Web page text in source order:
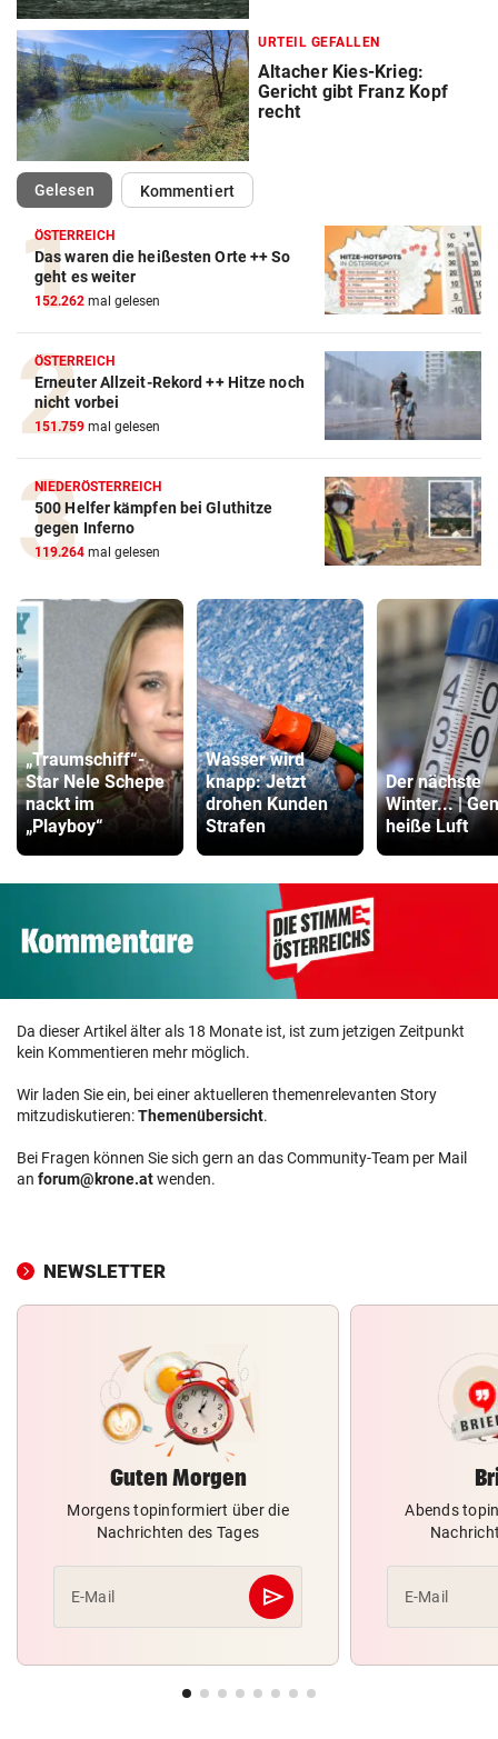
URTEIL GEFALLEN
Altacher Kies-Krieg:
Gericht gibt Franz Kopf
recht
Gelesen(ausgewählt)Kommentiert
ÖSTERREICH
Das waren die heißesten Orte ++ So
geht es weiter
152.262 mal gelesen
ÖSTERREICH
Erneuter Allzeit-Rekord ++ Hitze noch
nicht vorbei
151.759 mal gelesen
NIEDERÖSTERREICH
500 Helfer kämpfen bei Gluthitze
gegen Inferno
119.264 mal gelesen
„Traumschiff“-
Star Nele Schepe
nackt im
„Playboy“
Wasser wird
knapp: Jetzt
drohen Kunden
Strafen
Der nächste
Winter... |
heiße Luft
Da dieser Artikel älter als 18 Monate ist, ist zum jetzigen Zeitpunkt
kein Kommentieren mehr möglich.
Wir laden Sie ein, bei einer aktuelleren themenrelevanten Story
mitzudiskutieren:Themenübersicht.
Bei Fragen können Sie sich gern an das Community-Team per Mail
an forum@krone.atwenden.
NEWSLETTER
Guten Morgen
Morgens topinformiert über die
Nachrichten des Tages
E-Mail send
Abschicken
Abends
E-Mail